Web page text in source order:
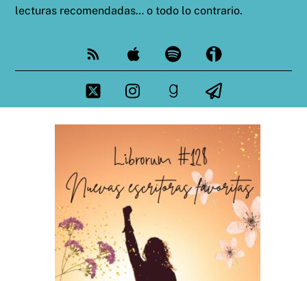
lecturas recomendadas… o todo lo contrario.
Feed Apple Spotify Ivoox
Twitter InstagramgoodreadsTelegram